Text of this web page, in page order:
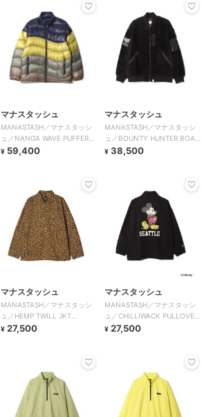
マナスタッシュ
MANASTASH／マナスタッシ
ュ／NANGA WAVE PUFFER
JKT
¥ 59,400
マナスタッシュ
MANASTASH／マナスタッシ
ュ／BOUNTY HUNTER BOA
MA-1
¥ 38,500
マナスタッシュ
MANASTASH／マナスタッシ
ュ／HEMP TWILL JKT
LEOPARD
¥ 27,500
マナスタッシュ
MANASTASH／マナスタッシ
ュ／CHILLIWACK PULLOVER
MICKEY
¥ 27,500